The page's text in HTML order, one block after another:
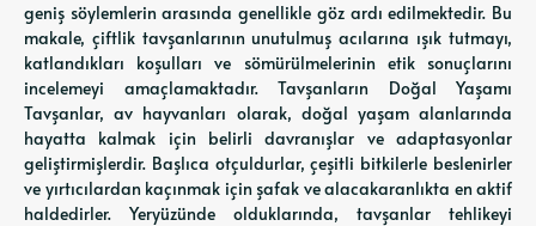
geniş söylemlerin arasında genellikle göz ardı edilmektedir. Bu
makale, çiftlik tavşanlarının unutulmuş acılarına ışık tutmayı,
katlandıkları koşulları ve sömürülmelerinin etik sonuçlarını
incelemeyi amaçlamaktadır. Tavşanların Doğal Yaşamı
Tavşanlar, av hayvanları olarak, doğal yaşam alanlarında
hayatta kalmak için belirli davranışlar ve adaptasyonlar
geliştirmişlerdir. Başlıca otçuldurlar, çeşitli bitkilerle beslenirler
ve yırtıcılardan kaçınmak için şafak ve alacakaranlıkta en aktif
haldedirler. Yeryüzünde olduklarında, tavşanlar tehlikeyi